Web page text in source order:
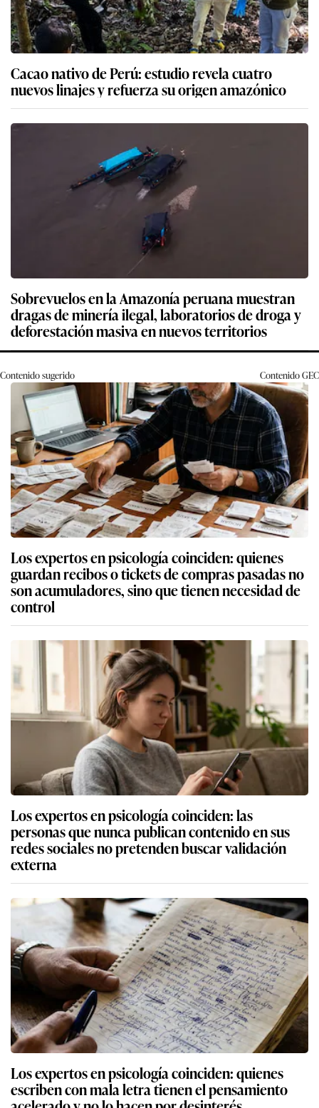
Cacao nativo de Perú: estudio revela cuatro
nuevos linajes y refuerza su origen amazónico
Sobrevuelos en la Amazonía peruana muestran
dragas de minería ilegal, laboratorios de droga y
deforestación masiva en nuevos territorios
Contenido sugerido ContenidoGEC
Los expertos en psicología coinciden: quienes
guardan recibos o tickets de compras pasadas no
son acumuladores, sino que tienen necesidad de
control
Los expertos en psicología coinciden: las
personas que nunca publican contenido en sus
redes sociales no pretenden buscar validación
externa
Los expertos en psicología coinciden: quienes
escriben con mala letra tienen el pensamiento